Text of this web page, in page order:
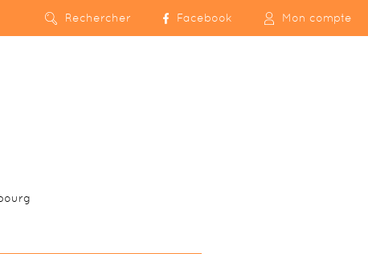
Rechercher Facebook Mon compte